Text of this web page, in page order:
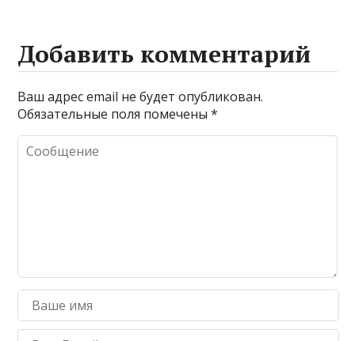
Добавить комментарий
Ваш адрес email не будет опубликован.
Обязательные поля помечены*